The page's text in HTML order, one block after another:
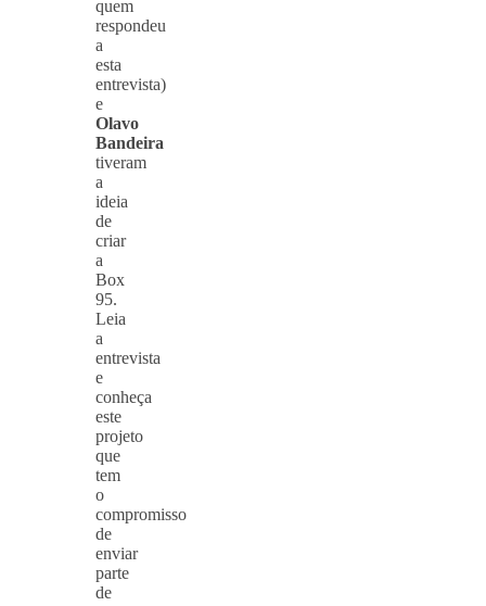
quem
respondeu
a
esta
entrevista)
e
Olavo
Bandeira
tiveram
a
ideia
de
criar
a
Box
95.
Leia
a
entrevista
e
conheça
este
projeto
que
tem
o
compromisso
de
enviar
parte
de